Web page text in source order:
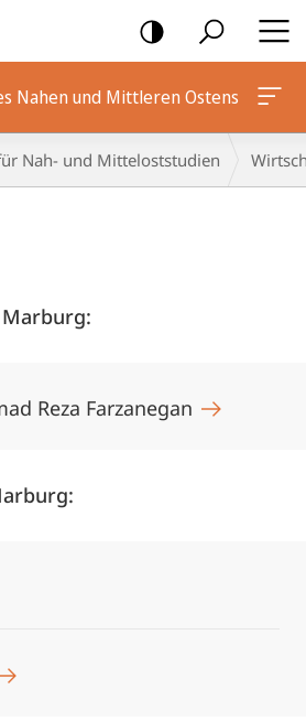
Nahen und Mittleren Ostens
Nah- und Mitteloststudien
Reza Farzanegan